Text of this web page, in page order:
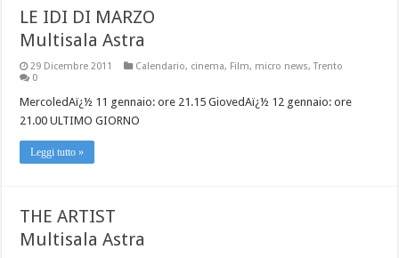
LE IDI DI MARZO
Multisala Astra
29 Dicembre 2011 Calendario, cinema, Film, micro news,Trento
0
MercoledAï¿½ 11 gennaio: ore 21.15 GiovedAï¿½ 12 gennaio: ore
21.00 ULTIMO GIORNO
Leggi tutto »
THE ARTIST
Multisala Astra